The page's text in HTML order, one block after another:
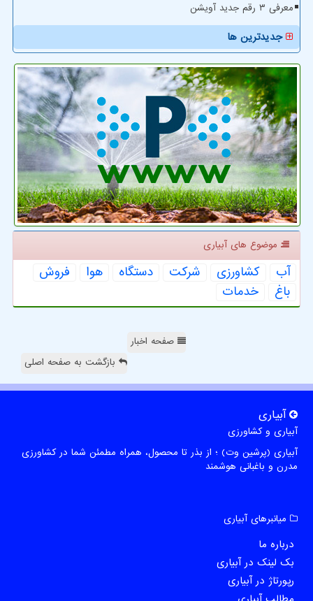
معرفی ۳ رقم جدید آویشن
جدیدترین ها
موضوع های آبیاری
آب كشاورزی شركت دستگاه هوا
فروش
باغ
خدمات
صفحه اخبار
بازگشت به صفحه اصلی
آبیاری
آبیاری و کشاورزی
آبیاری (پرشین وت) ؛ از بذر تا محصول، همراه مطمئن شما در کشاورزی
مدرن و باغبانی هوشمند
میانبرهای آبیاری
درباره ما
بک لینک در آبیاری
رپورتاژ در آبیاری